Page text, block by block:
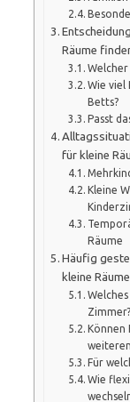
Räume
Wie viel
Betts?
Passt
für kleine
Kleine
Räume
Häufig
kleine Räume
Zimmer?
Können
Für
Wie